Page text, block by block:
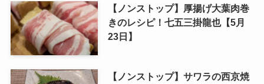
【ノンストップ】厚揚げ大葉肉巻
きのレシピ！七五三掛龍也【5月
23日】
【ノンストップ】サワラの西京焼